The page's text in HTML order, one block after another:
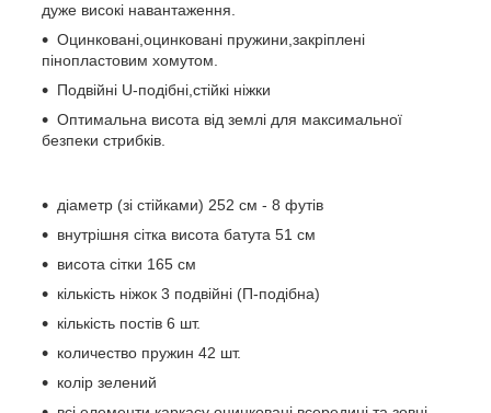
дуже високі навантаження.
Оцинковані,оцинковані пружини,закріплені
пінопластовим хомутом.
Подвійні U-подібні,стійкі ніжки
Оптимальна висота від землі для максимальної
безпеки стрибків.
діаметр (зі стійками) 252 см - 8 футів
внутрішня сітка висота батута 51 см
висота сітки 165 см
кількість ніжок 3 подвійні (П-подібна)
кількість постів 6 шт.
количество пружин 42 шт.
колір зелений